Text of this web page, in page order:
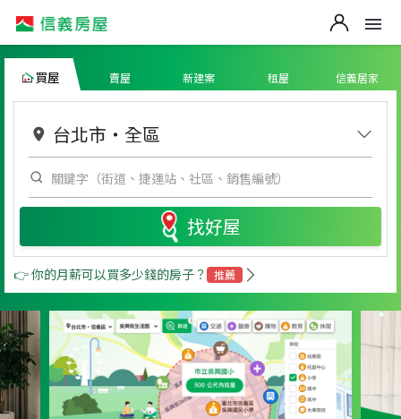
買屋 賣屋 新建案 租屋 信義居家
台北市 ・ 全區
找好屋
👉 你的月薪可以買多少錢的房子？ 推薦